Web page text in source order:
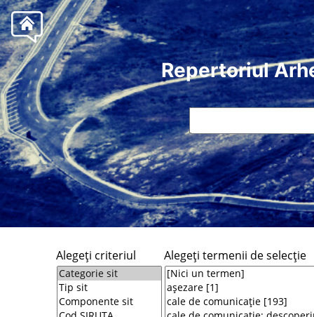
Repertoriul
Alegeţi criteriul Alegeţi termenii de selecţie